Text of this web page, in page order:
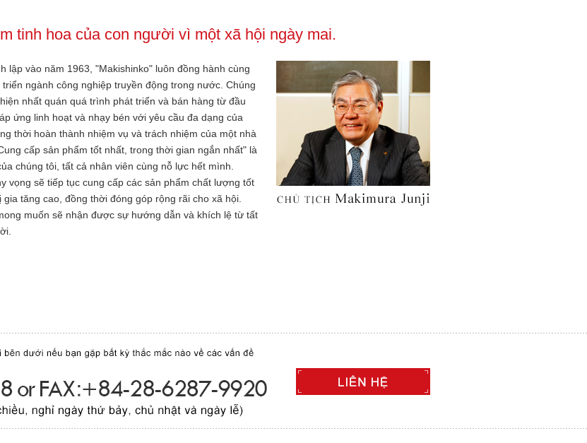
tinh hoa của con người vì một xã hội ngày mai.
lập vào năm 1963, "Makishinko" luôn đồng hành cùng
ngành công nghiệp truyền động trong nước. Chúng
nhất quán quá trình phát triển và bán hàng từ đầu
ứng linh hoạt và nhạy bén với yêu cầu đa dạng của
thời hoàn thành nhiệm vụ và trách nhiệm của một nhà
cấp sản phẩm tốt nhất, trong thời gian ngắn nhất" là
chúng tôi, tất cả nhân viên cùng nỗ lực hết mình.
vọng sẽ tiếp tục cung cấp các sản phẩm chất lượng tốt
gia tăng cao, đồng thời đóng góp rộng rãi cho xã hội.
muốn sẽ nhận được sự hướng dẫn và khích lệ từ tất